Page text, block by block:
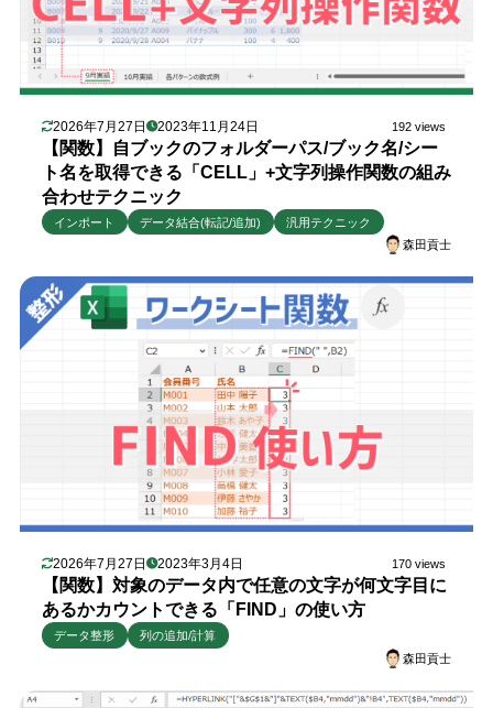
2026年7月27日 2023年11月24日 192 views
【関数】自ブックのフォルダーパス/ブック名/シー
ト名を取得できる「CELL」+文字列操作関数の組み
合わせテクニック
インポート データ結合(転記/追加)
汎用テクニック
森田貢士
2026年7月27日 2023年3月4日 170 views
【関数】対象のデータ内で任意の文字が何文字目に
あるかカウントできる「FIND」の使い方
データ整形
列の追加/計算
森田貢士